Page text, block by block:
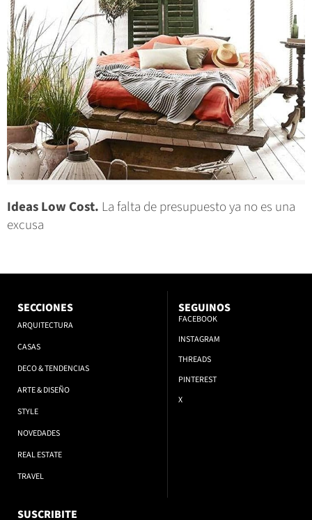
Ideas Low Cost. La falta de presupuesto ya no es una
excusa
SECCIONES
ARQUITECTURA
CASAS
DECO & TENDENCIAS
ARTE & DISEÑO
STYLE
NOVEDADES
REAL ESTATE
TRAVEL
SEGUINOS
FACEBOOK
INSTAGRAM
THREADS
PINTEREST
X
SUSCRIBITE